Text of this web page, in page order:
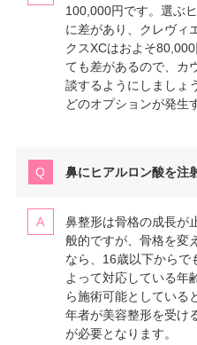
100,000円です。選ぶ
に差があり、クレヴィ
クスXCはおよそ
ても差があるので、カ
談するようにしましょ
どのオプションが発生
鼻にヒアルロン酸を注
鼻整形は骨格の成長が
般的ですが、骨格を変
なら、16歳以下からで
よって対応している年
ら施術可能としている
年者が美容整形を受け
が必要となります。